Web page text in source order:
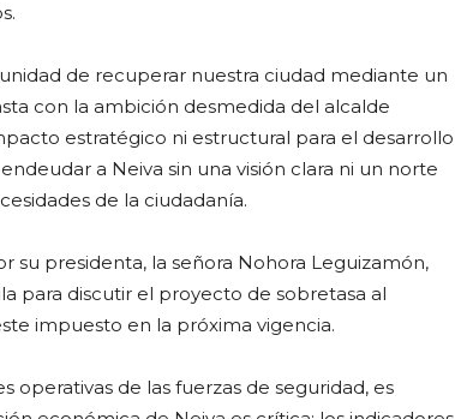
de recuperar nuestra ciudad mediante un
con la ambición desmedida del alcalde
estratégico ni estructural para el desarrollo
a Neiva sin una visión clara ni un norte
de la ciudadanía.
su presidenta, la señora Nohora Leguizamón,
para discutir el proyecto de sobretasa al
impuesto en la próxima vigencia.
de las fuerzas de seguridad, es